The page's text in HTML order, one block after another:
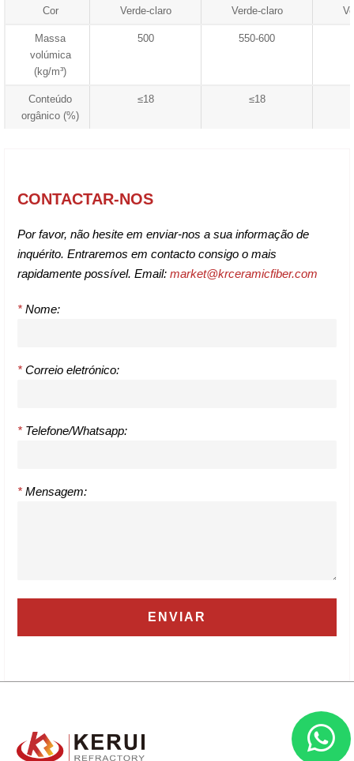
Cor Verde-claro Verde-claro
Massa
volúmica
(kg/m³)
500 550-600
Conteúdo
orgânico (%)
≤18 ≤18
CONTACTAR-NOS
Por favor, não hesite em enviar-nos a sua informação de
inquérito. Entraremos em contacto consigo o mais
rapidamente possível. Email: market@krceramicfiber.com
* Nome:
* Correio eletrónico:
* Telefone/Whatsapp:
* Mensagem: